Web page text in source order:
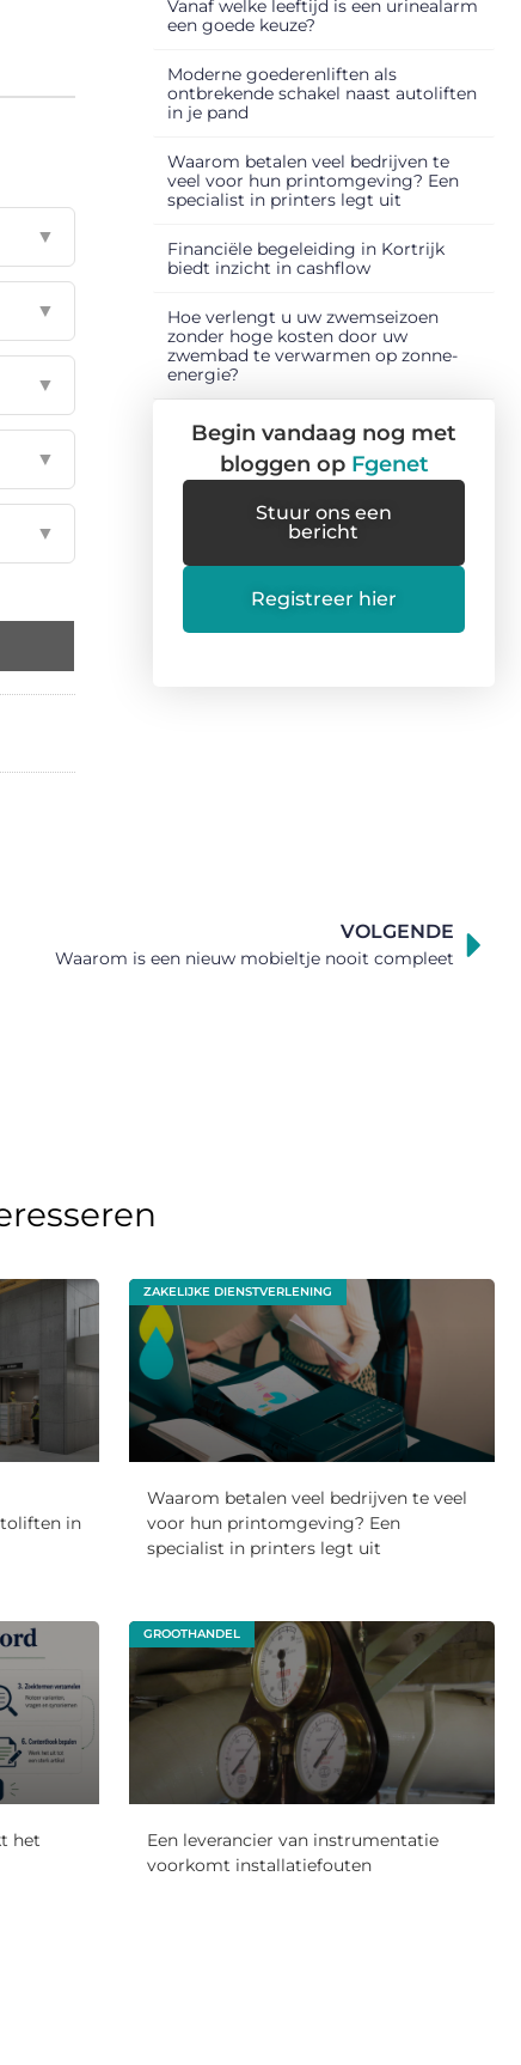
▼
▼
▼
▼
▼
Vanaf welke leeftijd is een urinealarm
een goede keuze?
Moderne goederenliften als
ontbrekende schakel naast autoliften
in je pand
Waarom betalen veel bedrijven te
veel voor hun printomgeving? Een
specialist in printers legt uit
Financiële begeleiding in Kortrijk
biedt inzicht in cashflow
Hoe verlengt u uw zwemseizoen
zonder hoge kosten door uw
zwembad te verwarmen op zonne-
energie?
Begin vandaag nog met
bloggen op Fgenet
Stuur ons een
bericht
Registreer hier
VOLGENDE
Waarom is een nieuw mobieltje nooit compleet
in
ZAKELIJKE DIENSTVERLENING
Waarom betalen veel bedrijven te veel
voor hun printomgeving? Een
specialist in printers legt uit
het
GROOTHANDEL
Een leverancier van instrumentatie
voorkomt installatiefouten